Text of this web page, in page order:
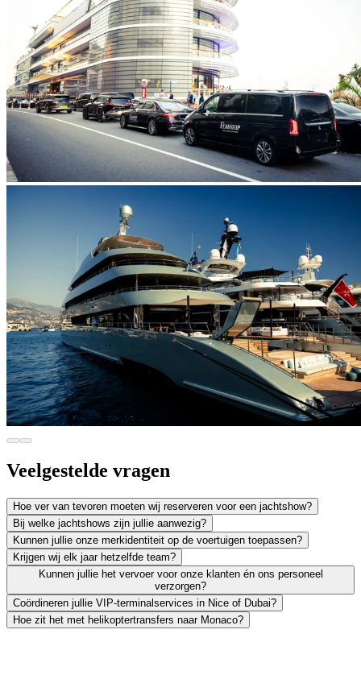
Veelgestelde vragen
Hoe ver van tevoren moeten wij reserveren voor een jachtshow?
Bij welke jachtshows zijn jullie aanwezig?
Kunnen jullie onze merkidentiteit op de voertuigen toepassen?
Krijgen wij elk jaar hetzelfde team?
Kunnen jullie het vervoer voor onze klanten én ons personeel
verzorgen?
Coördineren jullie VIP-terminalservices in Nice of Dubai?
Hoe zit het met helikoptertransfers naar Monaco?